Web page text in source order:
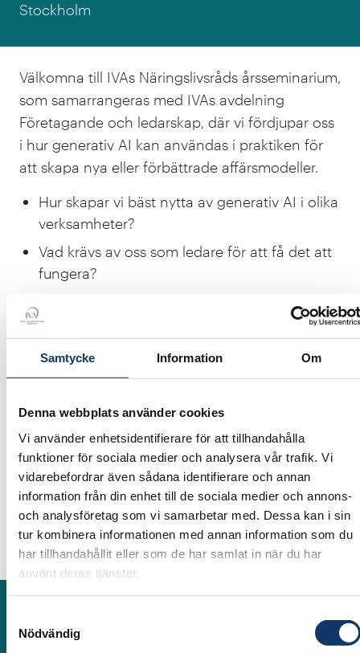
Samtycke Information Om
Denna webbplats använder cookies
Vi använder enhetsidentifierare för att tillhandahålla
funktioner för sociala medier och analysera vår trafik. Vi
vidarebefordrar även sådana identifierare och annan
information från din enhet till de sociala medier och annons-
och analysföretag som vi samarbetar med. Dessa kan i sin
tur kombinera informationen med annan information som du
har tillhandahållit eller som de har samlat in när du har
använt deras tjänster.
Nödvändig
Stockholm
Välkomna till IVAs Näringslivsråds årsseminarium,
som samarrangeras med IVAs avdelning
Företagande och ledarskap, där vi fördjupar oss
i hur generativ AI kan användas i praktiken för
att skapa nya eller förbättrade affärsmodeller.
Hur skapar vi bäst nytta av generativ AI i olika
verksamheter?
Vad krävs av oss som ledare för att få det att
fungera?
Seminariet gästas av representanter frånSEB,
Securitas,EricssonochSavanticsom alla har
kommit en bra bit på vägen i arbetet med att
Vi inleder med att lyssna till hur företagen idag
använder tekniken och hur de tänker framåt,
och fortsätter under det efterföljande minglet
att diskutera centrala frågor där du i förväg får
möjlighet att ställa frågor till talarna.
Varmt välkommen!